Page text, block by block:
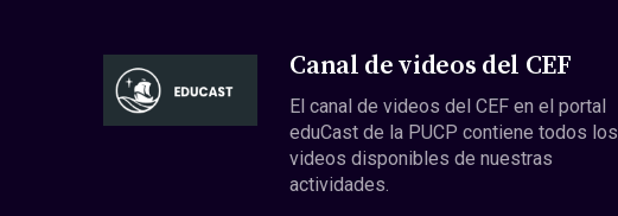
Canal de videos del CEF
El canal de videos del CEF en el portal
eduCast de la PUCP contiene todos los
videos disponibles de nuestras
actividades.